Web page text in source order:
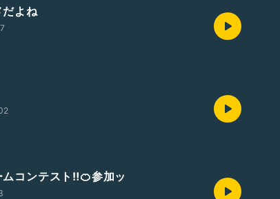
だよね
コンテスト‼️🍊参加ッ